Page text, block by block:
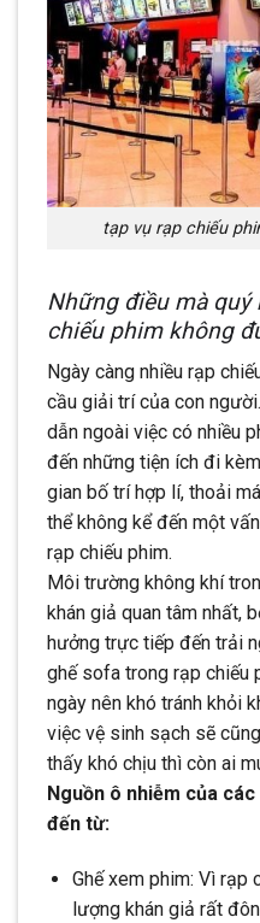
tạp vụ rạp chiếu
Những điều mà quý
chiếu phim không
Ngày càng nhiều rạp
cầu giải trí của con
dẫn ngoài việc có nhiều
đến những tiện ích đi
gian bố trí hợp lí, thoải
thể không kể đến một
rạp chiếu phim.
Môi trường không khí
khán giả quan tâm nhất,
hưởng trực tiếp đến trải
ghế sofa trong rạp chiếu
ngày nên khó tránh khỏi
việc vệ sinh sạch sẽ
thấy khó chịu thì còn ai
Nguồn ô nhiễm của
đến từ:
Ghế xem phim: Vì rạp
lượng khán giả rất